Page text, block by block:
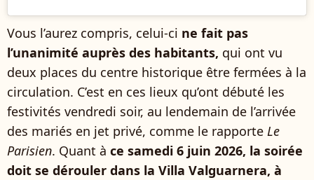
Vous l’aurez compris, celui-ci ne fait pas
l’unanimité auprès des habitants, qui ont vu
deux places du centre historique être fermées à la
circulation. C’est en ces lieux qu’ont débuté les
festivités vendredi soir, au lendemain de l’arrivée
des mariés en jet privé, comme le rapporte Le
Parisien. Quant à ce samedi 6 juin 2026, la soirée
doit se dérouler dans la Villa Valguarnera, à